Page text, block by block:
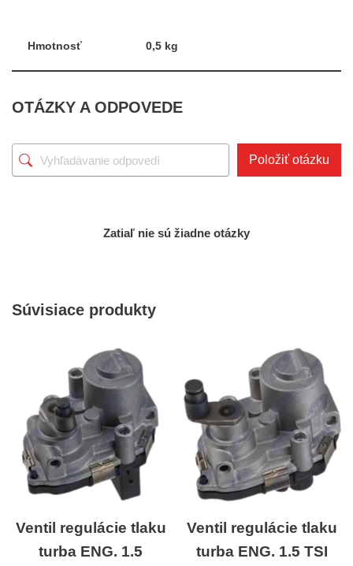
Hmotnosť 0,5 kg
OTÁZKY A ODPOVEDE
Položiť otázku
Zatiaľ nie sú žiadne otázky
Súvisiace produkty
Ventil regulácie tlaku
turba ENG. 1.5
Ventil regulácie tlaku
turba ENG. 1.5 TSI